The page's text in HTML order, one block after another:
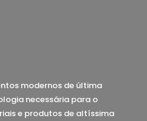
modernos de última
necessária para o
e produtos de altíssima